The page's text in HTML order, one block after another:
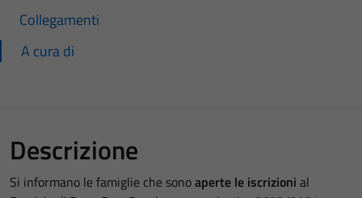
Collegamenti
A cura di
Descrizione
Si informano le famiglie che sonoaperte le iscrizioni al